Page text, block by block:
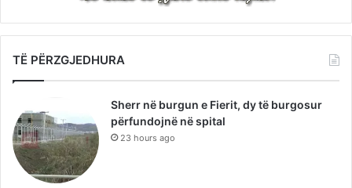
TË PËRZGJEDHURA
Sherr në burgun e Fierit, dy të burgosur
përfundojnë në spital
23 hours ago